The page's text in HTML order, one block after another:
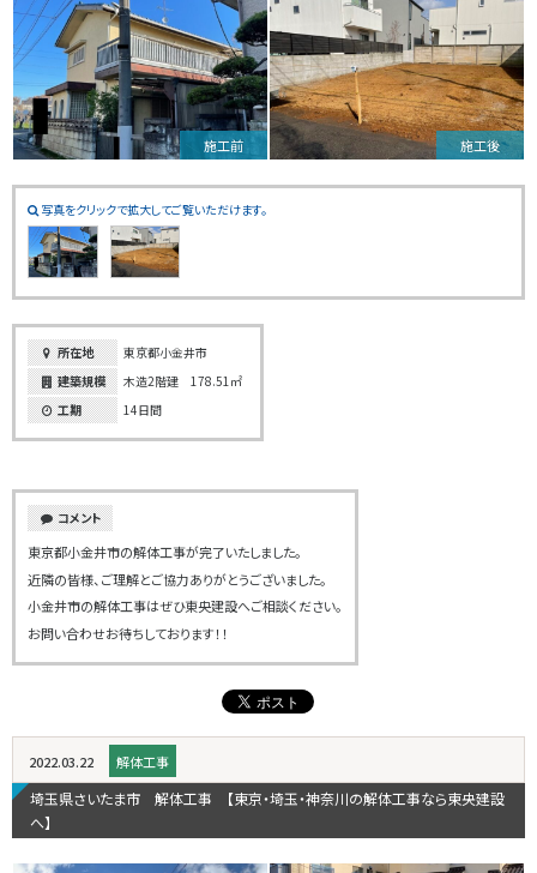
施工前 施工後
写真をクリックで拡大してご覧いただけます。
所在地
東京都小金井市
建築規模
木造2階建 178.51㎡
工期
14日間
コメント
東京都小金井市の解体工事が完了いたしました。
近隣の皆様、ご理解とご協力ありがとうございました。
小金井市の解体工事はぜひ東央建設へご相談ください。
お問い合わせお待ちしております！！
2022.03.22 解体工事
埼玉県さいたま市 解体工事 【東京・埼玉・神奈川の解体工事なら東央建設
へ】